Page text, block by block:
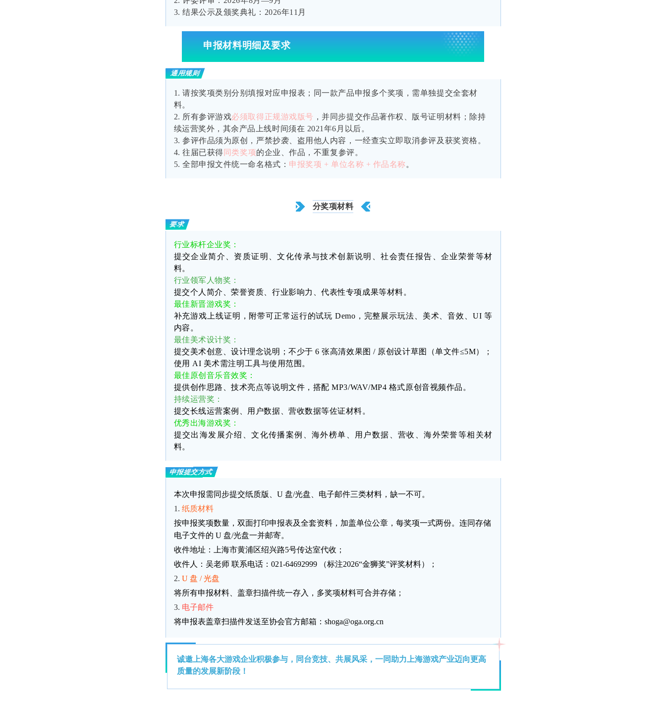
3.结果公示及颁奖典礼：2026年11月
申报材料明细及要求
通用规则
1.请按奖项类别分别填报对应申报表；同一款产品申报多个奖项，需单独提交全套材
料。
2. 所有参评游戏必须取得正规游戏版号 ，并同步提交作品著作权、版号证明材料；除持
续运营奖外，其余产品上线时间须在 2021年6月以后。
3.参评作品须为原创，严禁抄袭、盗用他人内容，一经查实立即取消参评及获奖资格。
4.往届已获得 同类奖项的企业、作品，不重复参评。
5.全部申报文件统一命名格式： 申报奖项 + 单位名称 + 作品名称。
分奖项材料
要求
行业标杆企业奖 ：
提交企业简介、资质证明、文化传承与技术创新说明、社会责任报告、企业荣誉等材
料。
行业领军人物奖 ：
提交个人简介、荣誉资质、行业影响力、代表性专项成果等材料。
最佳新晋游戏奖 ：
补充游戏上线证明，附带可正常运行的试玩 Demo ，完整展示玩法、美术、音效、 UI 等
内容。
最佳美术设计奖 ：
提交美术创意、设计理念说明；不少于 6张高清效果图 / 原创设计草图（单文件≤5M）；
使用 AI 美术需注明工具与使用范围。
最佳原创音乐音效奖 ：
提供创作思路、技术亮点等说明文件，搭配 MP3/WAV/MP4 格式原创音视频作品。
持续运营奖 ：
提交长线运营案例、用户数据、营收数据等佐证材料。
优秀出海游戏奖 ：
提交出海发展介绍、文化传播案例、海外榜单、用户数据、营收、海外荣誉等相关材
料。
申报提交方式
本次申报需同步提交纸质版、U 盘/光盘 、电子邮件三类材料，缺一不可。
1. 纸质材料
按申报奖项数量，双面打印申报表及全套资料，加盖单位公章，每奖项一式两份。连同存储
电子文件的 U 盘/光盘一并邮寄。
收件地址：上海市黄浦区绍兴路5号传达室代收；
收件人：吴老师 联系电话：021-64692999 （标注2026“金狮奖”评奖材料）；
2. U 盘 / 光盘
将所有申报材料、盖章扫描件统一存入，多奖项材料可合并存储；
3. 电子邮件
将申报表盖章扫描件发送至协会官方邮箱： shoga@oga.org.cn
诚邀上海各大游戏企业积极参与，同台竞技、共展风采，一同助力上海游戏产业迈向更高
质量的发展新阶段！